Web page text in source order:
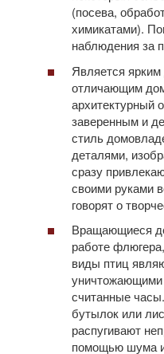
(посева,
химикатами).
наблюдения за
Является
отличающим
архитектурный
заверенным и
стиль
деталями,
сразу
своими руками
говорят о
Вращающиеся
работе
виды птиц
уничтожающими
считанные
бутылок или
распугивают
помощью шума